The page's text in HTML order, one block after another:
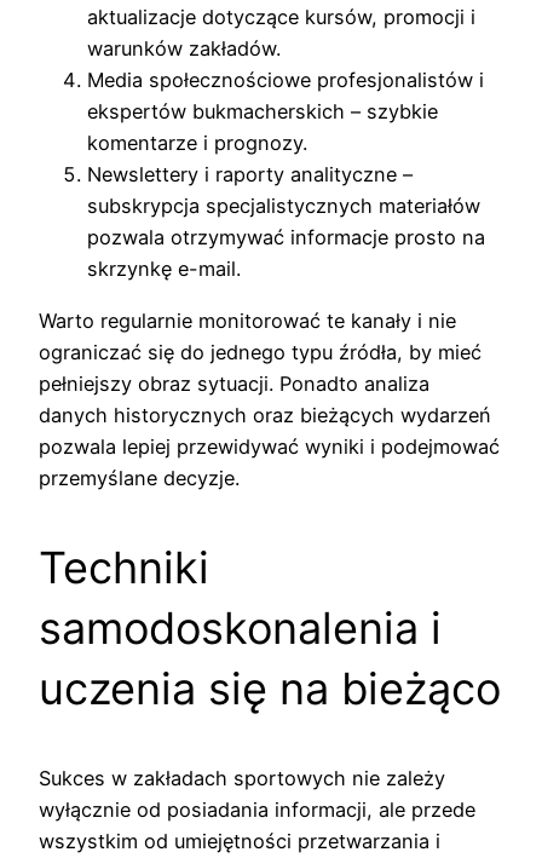
aktualizacje dotyczące kursów, promocji i
warunków zakładów.
Media społecznościowe profesjonalistów i
ekspertów bukmacherskich – szybkie
komentarze i prognozy.
Newslettery i raporty analityczne –
subskrypcja specjalistycznych materiałów
pozwala otrzymywać informacje prosto na
skrzynkę e-mail.
Warto regularnie monitorować te kanały i nie
ograniczać się do jednego typu źródła, by mieć
pełniejszy obraz sytuacji. Ponadto analiza
danych historycznych oraz bieżących wydarzeń
pozwala lepiej przewidywać wyniki i podejmować
przemyślane decyzje.
Techniki
samodoskonalenia i
uczenia się na bieżąco
Sukces w zakładach sportowych nie zależy
wyłącznie od posiadania informacji, ale przede
wszystkim od umiejętności przetwarzania i